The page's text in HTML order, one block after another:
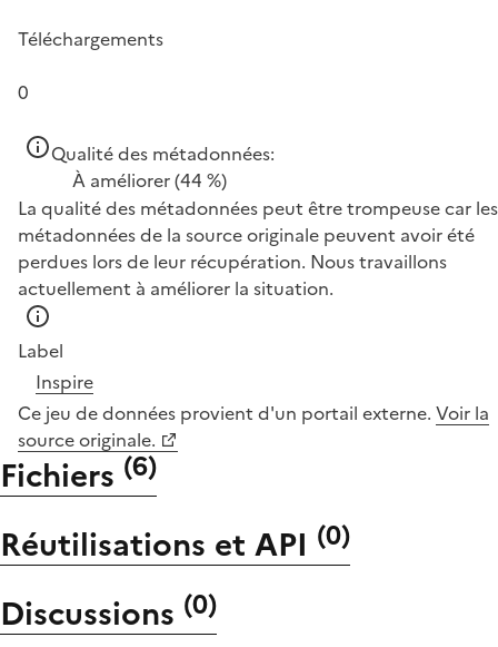
Téléchargements
0
Qualité des métadonnées:
À améliorer(44 %)
La qualité des métadonnées peut être trompeuse car les
métadonnées de la source originale peuvent avoir été
perdues lors de leur récupération. Nous travaillons
actuellement à améliorer la situation.
Label
Inspire
Ce jeu de données provient d'un portail externe. Voir la
source originale.
Fichiers (6)
Réutilisations et API (0)
Discussions (0)